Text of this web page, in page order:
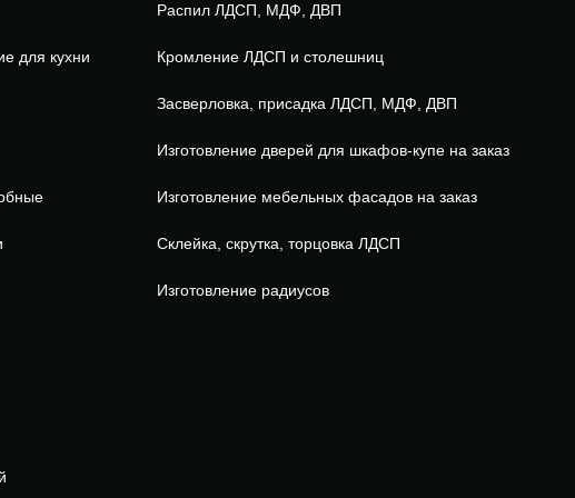
для кухни
Распил ЛДСП, МДФ, ДВП
Кромление ЛДСП и столешниц
Засверловка, присадка ЛДСП, МДФ, ДВП
Изготовление дверей для шкафов-купе на заказ
Изготовление мебельных фасадов на заказ
Склейка, скрутка, торцовка ЛДСП
Изготовление радиусов